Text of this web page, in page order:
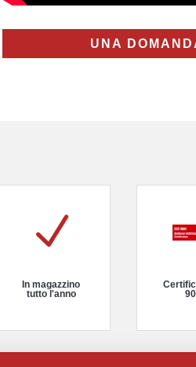
UNA
N
In magazzino
tutto l'anno